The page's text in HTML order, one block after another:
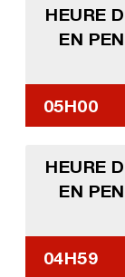
HEURE
EN
05H00
HEURE
EN
04H59